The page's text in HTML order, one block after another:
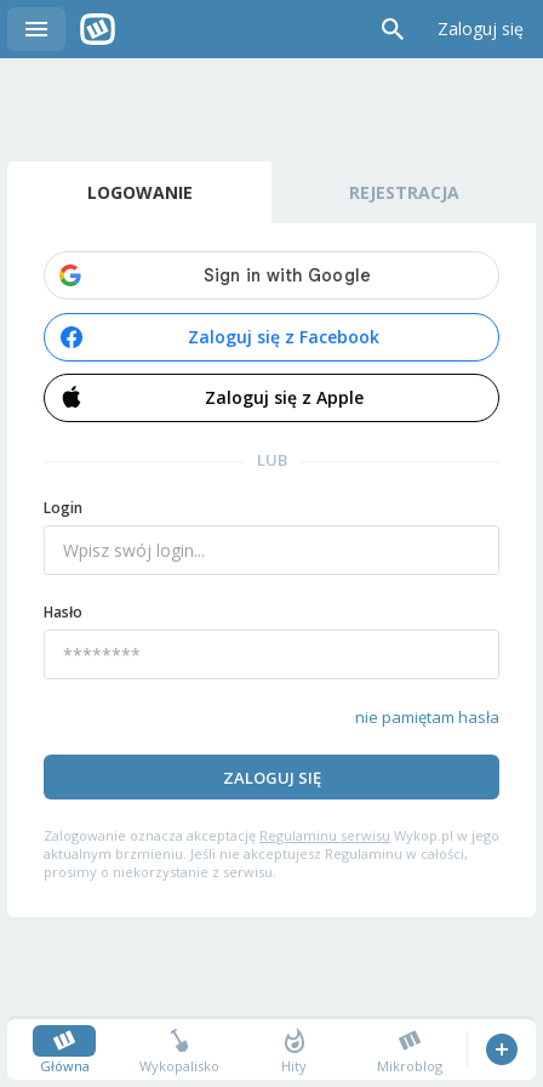
Zaloguj się
LOGOWANIE REJESTRACJA
Zaloguj się z Facebook
Zaloguj się z Apple
LUB
Login
Hasło
nie pamiętam hasła
ZALOGUJ SIĘ
Zalogowanie oznacza akceptację Regulaminu serwisu Wykop.pl w jego
aktualnym brzmieniu. Jeśli nie akceptujesz Regulaminu w całości,
prosimy o niekorzystanie z serwisu.
Główna Wykopalisko Hity Mikroblog